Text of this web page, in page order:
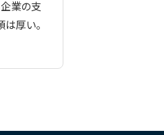
業の支
は厚い。